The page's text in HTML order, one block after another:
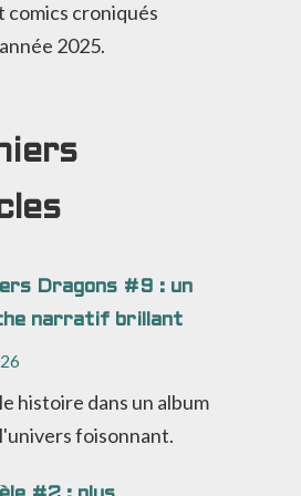
comics croniqués
2025.
Dragons #9 : un
narratif brillant
histoire dans un album
foisonnant.